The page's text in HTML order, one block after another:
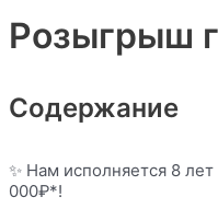
Розыгрыш
Содержание
✨ Нам исполняется 8
000₽*!